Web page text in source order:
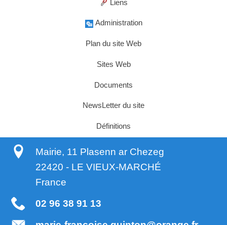
Liens
Administration
Plan du site Web
Sites Web
Documents
NewsLetter du site
Définitions
Mairie, 11 Plasenn ar Chezeg
22420 - LE VIEUX-MARCHÉ
France
02 96 38 91 13